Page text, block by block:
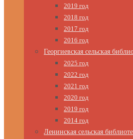
2019 год
2018 год
2017 год
2016 год
Георгиевская сельская
2025 год
2022 год
2021 год
2020 год
2019 год
2014 год
Ленинская сельская